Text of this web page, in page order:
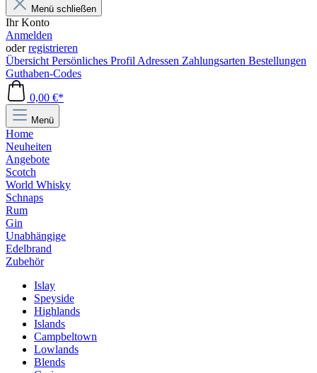
Menü schließen
Ihr Konto
Anmelden
oderregistrieren
Übersicht Persönliches Profil Adressen Zahlungsarten Bestellungen
Guthaben-Codes
0,00 €*
Menü
Home
Neuheiten
Angebote
Scotch
World Whisky
Schnaps
Rum
Gin
Unabhängige
Edelbrand
Zubehör
Islay
Speyside
Highlands
Islands
Campbeltown
Lowlands
Blends